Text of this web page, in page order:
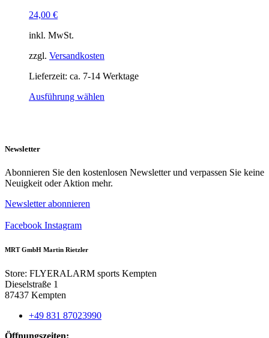
24,00 €
inkl. MwSt.
zzgl. Versandkosten
Lieferzeit: ca. 7-14 Werktage
Ausführung wählen
Optionen
können
Newsletter
Abonnieren Sie den kostenlosen Newsletter und verpassen Sie keine
Neuigkeit oder Aktion mehr.
Newsletter abonnieren
Facebook Instagram
MRT GmbH Martin Rietzler
Store: FLYERALARM sports Kempten
Dieselstraße 1
87437 Kempten
+49 831 87023990